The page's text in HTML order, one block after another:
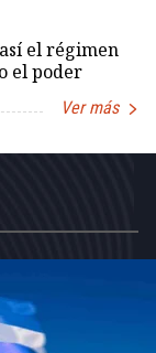
el régimen
el poder
Ver más